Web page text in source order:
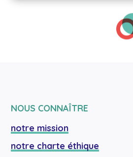
NOUS CONNAÎTRE
notre mission
notre charte éthique